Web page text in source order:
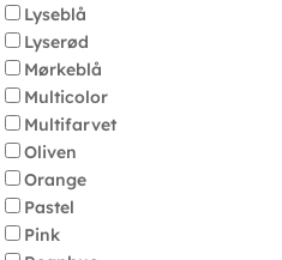
Lyseblå
Lyserød
Mørkeblå
Multicolor
Multifarvet
Oliven
Orange
Pastel
Pink